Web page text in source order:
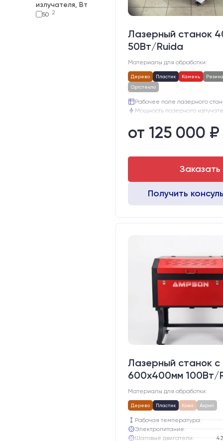
излучателя, Вт
50 2
Лазерный станок
50Вт/Ruida
Материалы для обработки:
Дерево Пластик Камень Резина
Оргстекло
Рабочее поле лазерного
Мощность лазерного
Электропитание:
Шаговые двигатели:
от 125 000 ₽
Заказать
Получить
Лазерный станок c
600х400мм 100Вт/
Материалы для обработки:
Дерево Пластик Кожа Акрил
Рабочая температура:
Электропитание:
Шаговые двигатели: